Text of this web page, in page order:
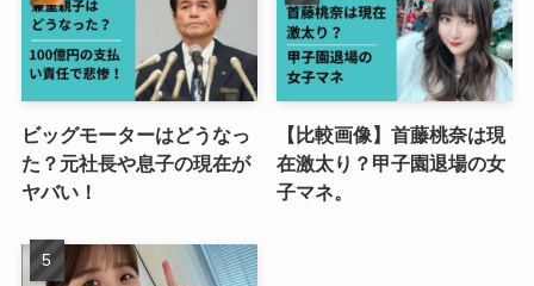
ビッグモーターはどうなっ
た？元社長や息子の現在が
ヤバい！
【比較画像】首藤桃奈は現
在激太り？甲子園退場の女
子マネ。